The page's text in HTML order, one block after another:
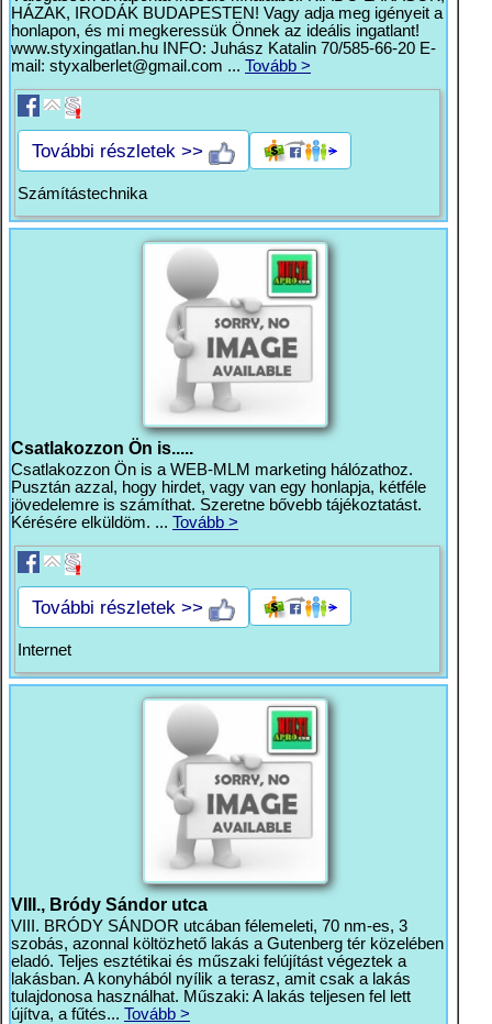
HÁZAK, IRODÁK BUDAPESTEN! Vagy adja meg igényeit a
honlapon, és mi megkeressük Önnek az ideális ingatlant!
www.styxingatlan.hu INFO: Juhász Katalin 70/585-66-20 E-
mail: styxalberlet@gmail.com ... Tovább >
További részletek >>
Számítástechnika
Csatlakozzon Ön is.....
Csatlakozzon Ön is a WEB-MLM marketing hálózathoz.
Pusztán azzal, hogy hirdet, vagy van egy honlapja, kétféle
jövedelemre is számíthat. Szeretne bővebb tájékoztatást.
Kérésére elküldöm. ... Tovább >
További részletek >>
Internet
VIII., Bródy Sándor utca
VIII. BRÓDY SÁNDOR utcában félemeleti, 70 nm-es, 3
szobás, azonnal költözhető lakás a Gutenberg tér közelében
eladó. Teljes esztétikai és műszaki felújítást végeztek a
lakásban. A konyhából nyílik a terasz, amit csak a lakás
tulajdonosa használhat. Műszaki: A lakás teljesen fel lett
újítva, a fűtés... Tovább >